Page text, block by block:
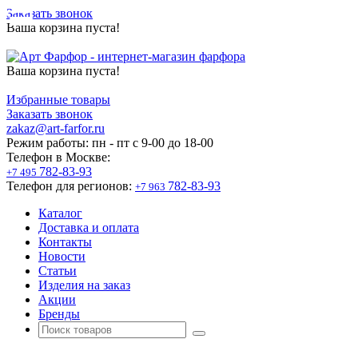
Заказать звонок
Ваша корзина пуста!
Ваша корзина пуста!
Избранные товары
Заказать звонок
zakaz@art-farfor.ru
Режим работы: пн - пт c 9-00 до 18-00
Телефон в Москве:
+7 495 782-83-93
Телефон для регионов: +7 963 782-83-93
Каталог
Доставка и оплата
Контакты
Новости
Статьи
Изделия на заказ
Акции
Бренды